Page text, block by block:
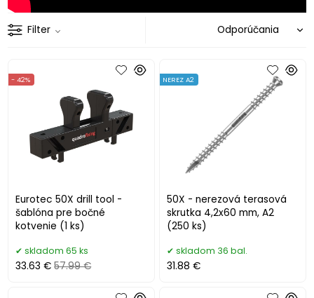
Filter
Eurotec 50X drill tool -
šablóna pre bočné
kotvenie (1 ks)
- 42%
skladom 65 ks
33.63 € 57.99 €
50X - nerezová terasová
skrutka 4,2x60 mm, A2
(250 ks)
NEREZ A2
skladom 36 bal.
31.88 €